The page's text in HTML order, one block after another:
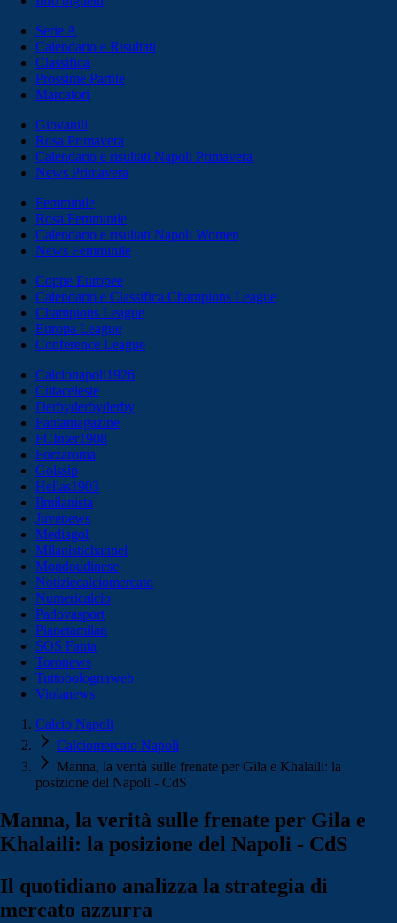
Serie A
Calendario e Risultati
Classifica
Prossime Partite
Marcatori
Giovanili
Rosa Primavera
Calendario e risultati Napoli Primavera
News Primavera
Femminile
Rosa Femminile
Calendario e risultati Napoli Women
News Femminile
Coppe Europee
Calendario e Classifica Champions League
Champions League
Europa League
Conference League
Calcionapoli1926
Cittaceleste
Derbyderbyderby
Fantamagazine
FCInter1908
Forzaroma
Golssip
Hellas1903
Ilmilanista
Juvenews
Mediagol
Milanistichannel
Mondoudinese
Notiziecalciomercato
Numericalcio
Padovasport
Pianetamilan
SOS Fanta
Toronews
Tuttobolognaweb
Violanews
Calcio Napoli
Calciomercato Napoli
Manna, la verità sulle frenate per Gila e Khalaili: la
posizione del Napoli - CdS
Manna, la verità sulle frenate per Gila e
Khalaili: la posizione del Napoli - CdS
Il quotidiano analizza la strategia di
mercato azzurra